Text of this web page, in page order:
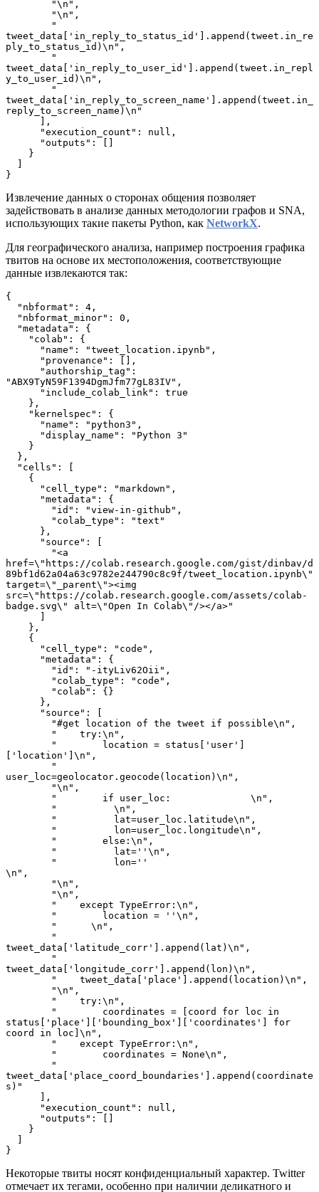
        "\n",
        "\n",
tweet_data['in_reply_to_status_id'].append(tweet.in_re
ply_to_status_id)\n",
tweet_data['in_reply_to_user_id'].append(tweet.in_repl
y_to_user_id)\n",
tweet_data['in_reply_to_screen_name'].append(tweet.in_
reply_to_screen_name)\n"
      ],
      "execution_count": null,
      "outputs": []
    }
}
Извлечение данных о сторонах общения позволяет
задействовать в анализе данных методологии графов и SNA,
использующих такие пакеты Python, как NetworkX.
Для географического анализа, например построения графика
твитов на основе их местоположения, соответствующие
данные извлекаются так:
{
  "nbformat": 4,
  "nbformat_minor": 0,
  "metadata": {
    "colab": {
      "name": "tweet_location.ipynb",
      "provenance": [],
"ABX9TyN59F1394DgmJfm77gL83IV",
      "include_colab_link": true
    },
    "kernelspec": {
      "name": "python3",
      "display_name": "Python 3"
    }
  },
  "cells": [
    {
      "cell_type": "markdown",
      "metadata": {
        "id": "view-in-github",
        "colab_type": "text"
      },
      "source": [
href=\"https://colab.research.google.com/gist/dinbav/d
89bf1d62a04a63c9782e244790c8c9f/tweet_location.ipynb\"
target=\"_parent\"><img
src=\"https://colab.research.google.com/assets/colab-
badge.svg\" alt=\"Open In Colab\"/></a>"
    },
    {
      "cell_type": "code",
      "metadata": {
        "id": "-ityLiv62Oii",
        "colab_type": "code",
        "colab": {}
      },
      "source": [
        "#get location of the tweet if possible\n",
        "    try:\n",
['location']\n",
user_loc=geolocator.geocode(location)\n",
        "\n",
        "        if user_loc:              \n",
        "          \n",
        "          lat=user_loc.latitude\n",
        "          lon=user_loc.longitude\n",
        "        else:\n",
        "          lat=''\n",
\n",
        "\n",
        "\n",
        "    except TypeError:\n",
        "        location = ''\n",
        "      \n",
tweet_data['latitude_corr'].append(lat)\n",
tweet_data['longitude_corr'].append(lon)\n",
        "    tweet_data['place'].append(location)\n",
        "\n",
        "    try:\n",
status['place']['bounding_box']['coordinates'] for
coord in loc]\n",
        "    except TypeError:\n",
        "        coordinates = None\n",
tweet_data['place_coord_boundaries'].append(coordinate
s)"
      ],
      "execution_count": null,
      "outputs": []
    }
}
Некоторые твиты носят конфиденциальный характер. Twitter
отмечает их тегами, особенно при наличии деликатного и